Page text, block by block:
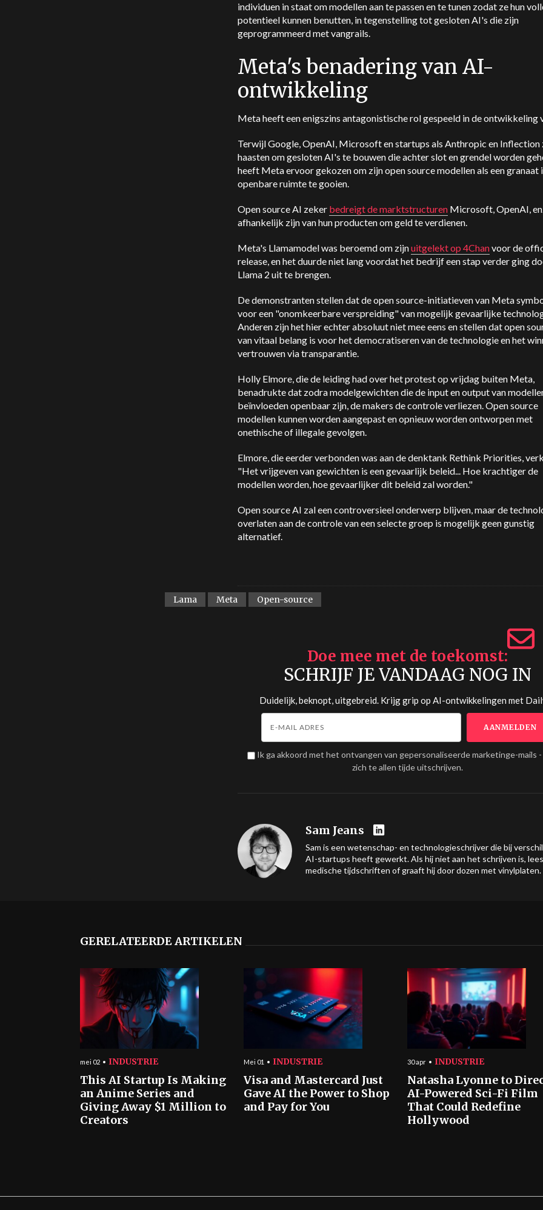
individuen in staat om modellen aan te passen en te tunen zodat ze hun
potentieel kunnen benutten, in tegenstelling tot gesloten AI's die zijn
geprogrammeerd met vangrails.
Meta's benadering van AI-
ontwikkeling
Meta heeft een enigszins antagonistische rol gespeeld in de ontwikkeling
Terwijl Google, OpenAI, Microsoft en startups als Anthropic en Inflection
haasten om gesloten AI's te bouwen die achter slot en grendel worden
heeft Meta ervoor gekozen om zijn open source modellen als een granaat
openbare ruimte te gooien.
Open source AI zeker bedreigt de marktstructuren Microsoft, OpenAI,
afhankelijk zijn van hun producten om geld te verdienen.
Meta's Llamamodel was beroemd om zijnuitgelekt op 4Chanvoor de
release, en het duurde niet lang voordat het bedrijf een stap verder ging
Llama 2 uit te brengen.
De demonstranten stellen dat de open source-initiatieven van Meta
voor een "onomkeerbare verspreiding" van mogelijk gevaarlijke
Anderen zijn het hier echter absoluut niet mee eens en stellen dat open
van vitaal belang is voor het democratiseren van de technologie en het
vertrouwen via transparantie.
Holly Elmore, die de leiding had over het protest op vrijdag buiten Meta,
benadrukte dat zodra modelgewichten die de input en output van
beïnvloeden openbaar zijn, de makers de controle verliezen. Open source
modellen kunnen worden aangepast en opnieuw worden ontworpen met
onethische of illegale gevolgen.
Elmore, die eerder verbonden was aan de denktank Rethink Priorities,
"Het vrijgeven van gewichten is een gevaarlijk beleid... Hoe krachtiger de
modellen worden, hoe gevaarlijker dit beleid zal worden."
Open source AI zal een controversieel onderwerp blijven, maar de
overlaten aan de controle van een selecte groep is mogelijk geen gunstig
alternatief.
Lama Meta Open-source
Doe mee met de toekomst
SCHRIJF JE VANDAAG NOG IN
Duidelijk, beknopt, uitgebreid. Krijg grip op AI-ontwikkelingen met
Ik ga akkoord met het ontvangen van gepersonaliseerde marketinge-mails
zich te allen tijde uitschrijven.
Sam Jeans
Sam is een wetenschap- en technologieschrijver die bij
AI-startups heeft gewerkt. Als hij niet aan het schrijven is,
medische tijdschriften of graaft hij door dozen met vinylplaten.
GERELATEERDE ARTIKELEN
mei 02 INDUSTRIE
This AI Startup Is Making
an Anime Series and
Giving Away $1 Million to
Creators
Mei 01 INDUSTRIE
Visa and Mastercard Just
Gave AI the Power to Shop
and Pay for You
30 apr INDUSTRIE
Natasha Lyonne to
AI-Powered Sci-Fi Film
That Could Redefine
Hollywood